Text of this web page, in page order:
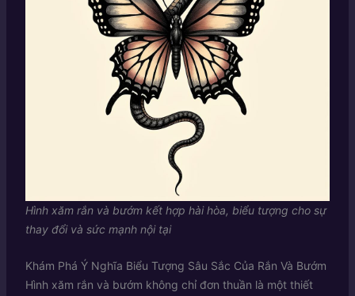
Hình xăm rắn và bướm kết hợp hài hòa, biểu tượng cho sự
thay đổi và sức mạnh nội tại
Khám Phá Ý Nghĩa Biểu Tượng Sâu Sắc Của Rắn Và Bướm
Hình xăm rắn và bướm không chỉ đơn thuần là một thiết